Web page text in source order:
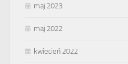
maj 2023
maj 2022
kwiecień 2022